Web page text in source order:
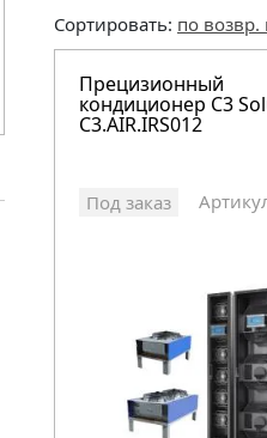
Сортировать: по
Прецизионный
кондиционер C3
C3.AIR.IRS012
Под заказ